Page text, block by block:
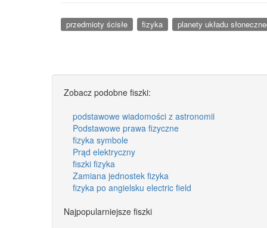
przedmioty ścisłe fizyka planety układu
Zobacz podobne fiszki:
podstawowe wiadomości z astronomii
Podstawowe prawa fizyczne
fizyka symbole
Prąd elektryczny
fiszki fizyka
Zamiana jednostek fizyka
fizyka po angielsku electric field
Najpopularniejsze fiszki